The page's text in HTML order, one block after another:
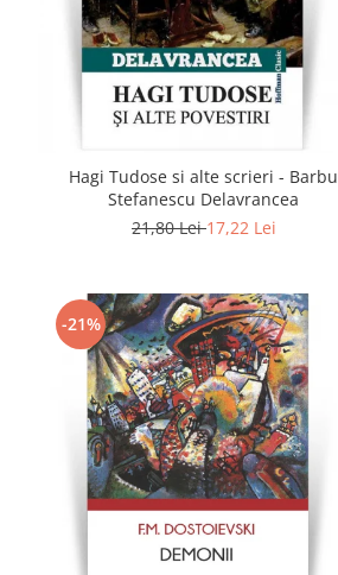
Hagi Tudose si alte scrieri - Barbu
Stefanescu Delavrancea
21,80 Lei17,22 Lei
-21%